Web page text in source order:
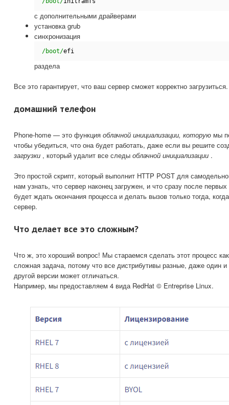
с дополнительными драйверами
установка grub
синхронизация
/boot/efi
раздела
Все это гарантирует, что ваш сервер сможет корректно загрузиться.
домашний телефон
Phone-home — это функция облачной инициализации, которую мы
чтобы убедиться, что она будет работать, даже если вы решите
загрузки , который удалит все следы облачной инициализации .
Это простой скрипт, который выполнит HTTP POST для
нам узнать, что сервер наконец загружен, и что сразу после
будет ждать окончания процесса и делать вызов только тогда,
сервер.
Что делает все это сложным?
Что ж, это хороший вопрос! Мы стараемся сделать этот процесс
сложная задача, потому что все дистрибутивы разные, даже один и
другой версии может отличаться.
Например, мы предоставляем 4 вида RedHat © Entreprise Linux.